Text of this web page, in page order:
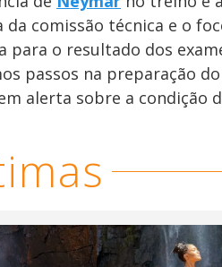
da comissão técnica e o
para o resultado dos
passos na preparação
alerta sobre a condição